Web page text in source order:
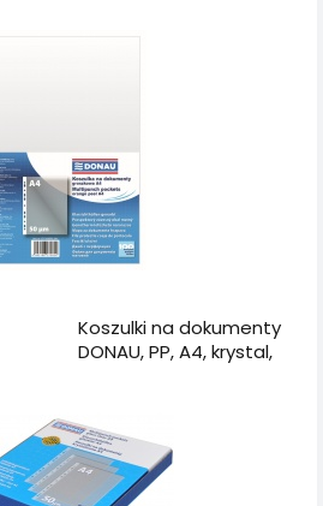
Koszulki na dokumenty
DONAU, PP, A4, krystal,